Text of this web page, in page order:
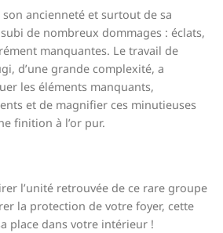
ancienneté et surtout de sa
de nombreux dommages : éclats,
manquantes. Le travail de
d’une grande complexité, a
les éléments manquants,
et de magnifier ces minutieuses
finition à l’or pur.
l’unité retrouvée de ce rare groupe
la protection de votre foyer, cette
place dans votre intérieur !